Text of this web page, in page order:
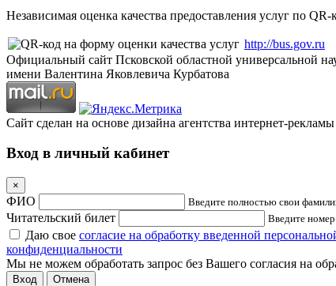
Независимая оценка качества предоставления услуг по
http://bus.gov.ru
Официальный сайт Псковской областной универсальной
имени Валентина Яковлевича Курбатова
Сайт сделан на основе дизайна агентства интернет-рекламы
Вход в личный кабинет
×
ФИО Введите полностью свои
Читательский билет Введите номер
Даю свое согласие на обработку введенной
конфиденциальности
Мы не можем обработать запрос без Вашего согласия на
Отмена